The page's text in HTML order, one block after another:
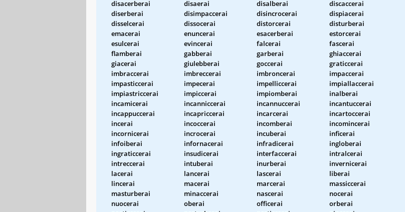
disacerberai
disaerai disalberai
discaccerai
diserberai
disimpaccerai disincrocerai
dispiacerai
disselcerai
dissocerai distorcerai
disturberai
emacerai
enuncerai esacerberai
estorcerai
esulcerai
evincerai falcerai
fascerai
flamberai
gabberai garberai
ghiaccerai
giacerai
giulebberai goccerai
graticcerai
imbraccerai
imbreccerai imbroncerai
impaccerai
impasticcerai
impecerai impelliccerai
impiallaccerai
impiastriccerai
impiccerai impiomberai
inalberai
incamicerai
incanniccerai incannuccerai
incantuccerai
incappuccerai
incapriccerai incarcerai
incartoccerai
incerai
incoccerai incomberai
incomincerai
incornicerai
incrocerai incuberai
inficerai
infoiberai
infornacerai infradicerai
ingloberai
ingraticcerai
insudicerai interfaccerai
intralcerai
intreccerai
intuberai inurberai
invernicerai
lacerai
lancerai lascerai
liberai
lincerai
macerai marcerai
massiccerai
masturberai
minaccerai nascerai
nocerai
nuocerai
oberai officerai
orberai